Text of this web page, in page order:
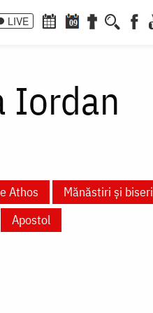
LIVE 09
Iordan
Athos
Mănăstiri și
Apostol